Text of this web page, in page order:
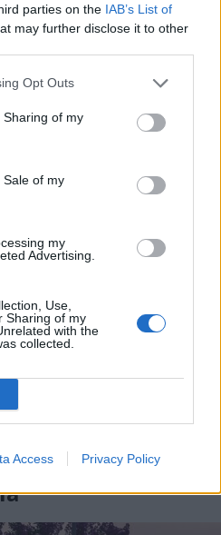
parties on the IAB’s List of
may further disclose it to other
Opt Outs
of my
of my
my
Advertising.
Use,
Sharing of my
with the
collected.
Access Privacy Policy
maestra
cento anni tra
comunità
Veludo
il libro “E mi sono